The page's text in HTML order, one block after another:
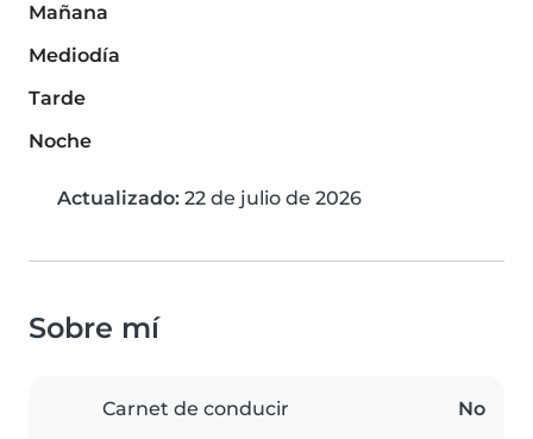
Mañana
Mediodía
Tarde
Noche
Actualizado: 22 de julio de 2026
Sobre mí
Carnet de conducir No